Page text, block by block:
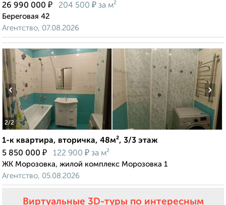
26 990 000 ₽ 204 500 ₽ за м²
Береговая 42
Агентство, 07.08.2026
2/2
‹ ›
1-к квартира, вторичка, 48м², 3/3 этаж
5 850 000 ₽ 122 900 ₽ за м²
ЖК Морозовка, жилой комплекс Морозовка 1
Агентство, 05.08.2026
Виртуальные 3D-туры по интересным